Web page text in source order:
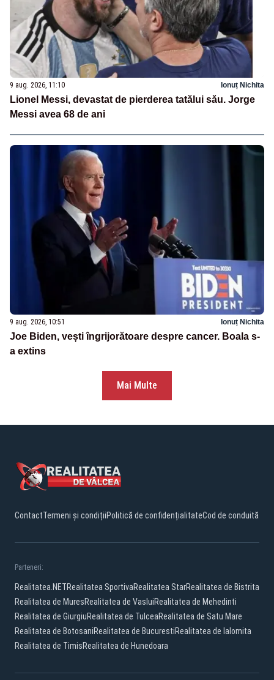
9 aug. 2026, 11:10 Ionuț Nichita
Lionel Messi, devastat de pierderea tatălui său. Jorge
Messi avea 68 de ani
9 aug. 2026, 10:51 Ionuț Nichita
Joe Biden, vești îngrijorătoare despre cancer. Boala s-
a extins
Mai Multe
ContactTermeni și condițiiPolitică de confidențialitateCod de conduită
Parteneri:
Realitatea.NETRealitatea SportivaRealitatea StarRealitatea de Bistrita
Realitatea de MuresRealitatea de VasluiRealitatea de Mehedinti
Realitatea de GiurgiuRealitatea de TulceaRealitatea de Satu Mare
Realitatea de BotosaniRealitatea de BucurestiRealitatea de Ialomita
Realitatea de TimisRealitatea de Hunedoara